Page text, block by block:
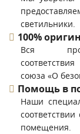
светильники.
100%
Вся
союза «О
Помощь в
Наши
помещения.